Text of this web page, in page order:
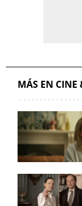
MÁS EN CINE